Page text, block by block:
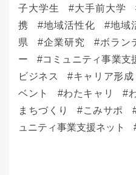
子大学生
大手前大学
携
地域活性化 地域
県
企業研究 ボラン
ー
コミュニティ事業支
ビジネス
キャリア形成
ベント
わたキャリ
まちづくり
こみサポ
ュニティ事業支援ネット